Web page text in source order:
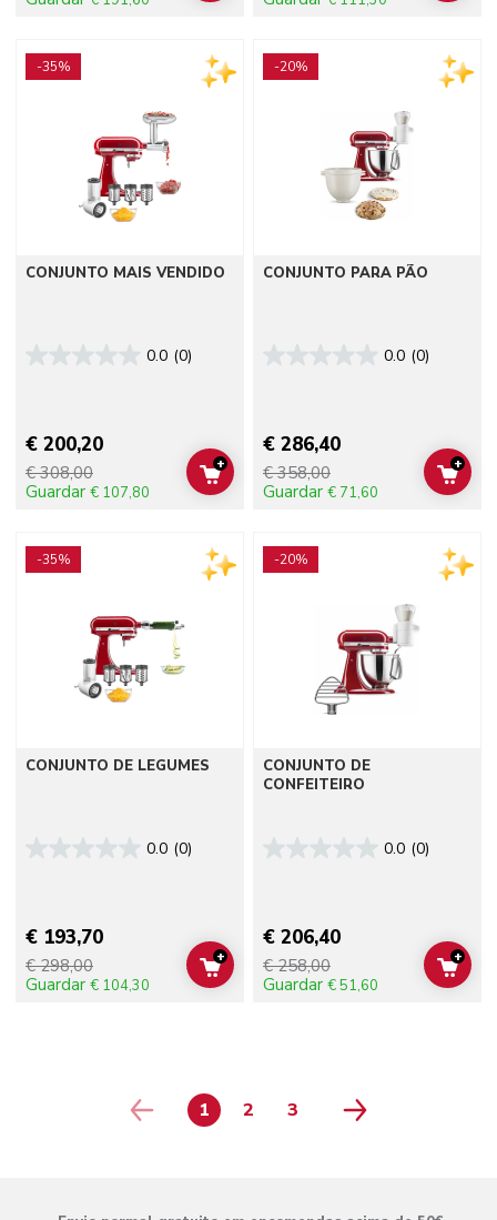
-35%
CONJUNTO MAIS VENDIDO
0.0 (0)
€ 200,20
€ 308,00
Guardar € 107,80
ADD TO CART
+
-20%
CONJUNTO PARA PÃO
0.0 (0)
€ 286,40
€ 358,00
Guardar € 71,60
ADD
+
-35%
CONJUNTO DE LEGUMES
0.0 (0)
€ 193,70
€ 298,00
Guardar € 104,30
ADD TO CART
+
-20%
CONJUNTO DE
CONFEITEIRO
0.0 (0)
€ 206,40
€ 258,00
Guardar € 51,60
ADD
+
PAGE
1 PAGE
2 PAGE
3